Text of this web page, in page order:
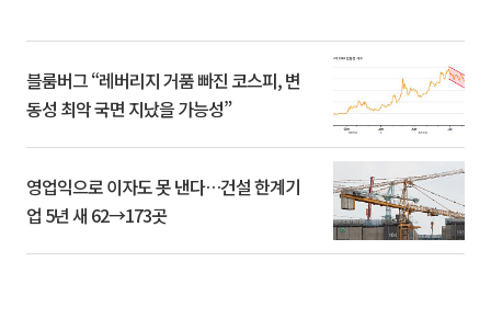
블룸버그 “레버리지 거품 빠진 코스피, 변
동성 최악 국면 지났을 가능성”
영업익으로 이자도 못 낸다…건설 한계기
업 5년 새 62→173곳